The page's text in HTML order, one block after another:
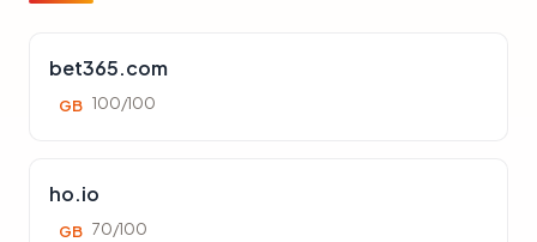
bet365.com
GB 100/100
ho.io
GB 70/100